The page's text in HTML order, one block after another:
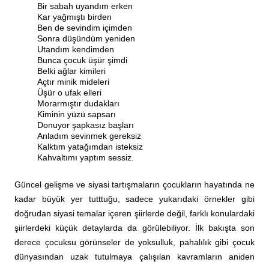
Bir sabah uyandım erken
Kar yağmıştı birden
Ben de sevindim içimden
Sonra düşündüm yeniden
Utandım kendimden
Bunca çocuk üşür şimdi
Belki ağlar kimileri
Açtır minik mideleri
Üşür o ufak elleri
Morarmıştır dudakları
Kiminin yüzü sapsarı
Donuyor şapkasız başları
Anladım sevinmek gereksiz
Kalktım yatağımdan isteksiz
Kahvaltımı yaptım sessiz.
Güncel gelişme ve siyasi tartışmaların çocukların hayatında ne
kadar büyük yer tutttuğu, sadece yukarıdaki örnekler gibi
doğrudan siyasi temalar içeren şiirlerde değil, farklı konulardaki
şiirlerdeki küçük detaylarda da görülebiliyor. İlk bakışta son
derece çocuksu görünseler de yoksulluk, pahalılık gibi çocuk
dünyasından uzak tutulmaya çalışılan kavramların aniden